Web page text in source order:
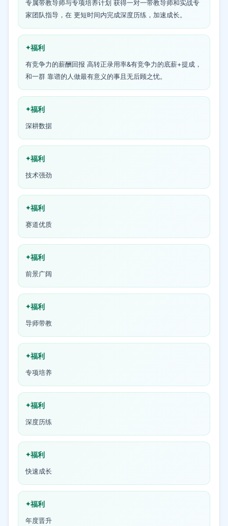
专属带教导师与专项培养计划 获得一对一带教导师和实战专
家团队指导，在 更短时间内完成深度历练，加速成长。
福利
有竞争力的薪酬回报 高转正录用率&有竞争力的底薪+提成，
和一群 靠谱的人做最有意义的事且无后顾之忧。
福利
深耕数据
福利
技术强劲
福利
赛道优质
福利
前景广阔
福利
导师带教
福利
专项培养
福利
深度历练
福利
快速成长
福利
年度晋升